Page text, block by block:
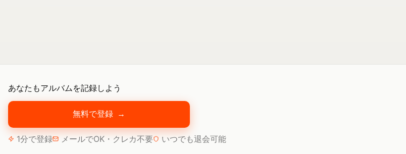
あなたもアルバムを記録しよう
無料で登録 →
1分で登録 メールでOK・クレカ不要 いつでも退会可能